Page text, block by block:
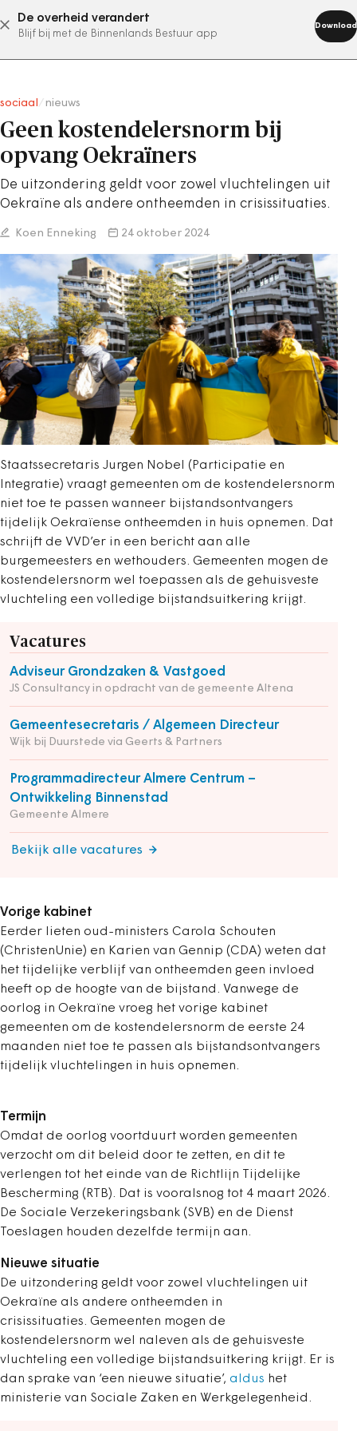
De overheid verandert
Blijf bij met de Binnenlands Bestuur app
Download
abonneer nu
sociaal nieuws
Geen kostendelersnorm bij
opvang Oekraïners
De uitzondering geldt voor zowel vluchtelingen uit
Oekraïne als andere ontheemden in crisissituaties.
Koen Enneking 24 oktober 2024
Staatssecretaris Jurgen Nobel (Participatie en
Integratie) vraagt gemeenten om de kostendelersnorm
niet toe te passen wanneer bijstandsontvangers
tijdelijk Oekraïense ontheemden in huis opnemen. Dat
schrijft de VVD’er in een bericht aan alle
burgemeesters en wethouders. Gemeenten mogen de
kostendelersnorm wel toepassen als de gehuisveste
vluchteling een volledige bijstandsuitkering krijgt.
Vacatures
Adviseur Grondzaken & Vastgoed
JS Consultancy in opdracht van de gemeente Altena
Gemeentesecretaris / Algemeen Directeur
Wijk bij Duurstede via Geerts & Partners
Programmadirecteur Almere Centrum –
Ontwikkeling Binnenstad
Gemeente Almere
Bekijk alle vacatures
Vorige kabinet
Eerder lieten oud-ministers Carola Schouten
(ChristenUnie) en Karien van Gennip (CDA) weten dat
het tijdelijke verblijf van ontheemden geen invloed
heeft op de hoogte van de bijstand. Vanwege de
oorlog in Oekraïne vroeg het vorige kabinet
gemeenten om de kostendelersnorm de eerste 24
maanden niet toe te passen als bijstandsontvangers
tijdelijk vluchtelingen in huis opnemen.
Termijn
Omdat de oorlog voortduurt worden gemeenten
verzocht om dit beleid door te zetten, en dit te
verlengen tot het einde van de Richtlijn Tijdelijke
Bescherming (RTB). Dat is vooralsnog tot 4 maart 2026.
De Sociale Verzekeringsbank (SVB) en de Dienst
Toeslagen houden dezelfde termijn aan.
Nieuwe situatie
De uitzondering geldt voor zowel vluchtelingen uit
Oekraïne als andere ontheemden in
crisissituaties. Gemeenten mogen de
kostendelersnorm wel naleven als de gehuisveste
vluchteling een volledige bijstandsuitkering krijgt. Er is
dan sprake van ‘een nieuwe situatie’, aldus het
ministerie van Sociale Zaken en Werkgelegenheid.